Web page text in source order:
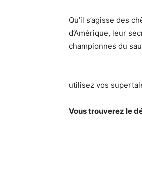
Qu’il s’agisse des
d’Amérique, leur
championnes du
utilisez vos
Vous trouverez le